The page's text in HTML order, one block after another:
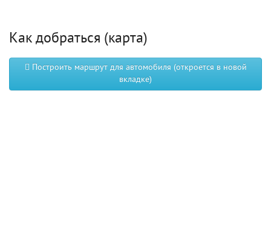
Как добраться (карта)
Построить маршрут для автомобиля (откроется в новой
вкладке)